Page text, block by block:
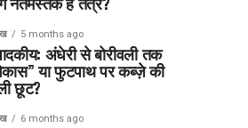
5 months ago
अंधेरी से बोरीवली तक
या फुटपाथ पर कब्ज़े की
छूट?
6 months ago